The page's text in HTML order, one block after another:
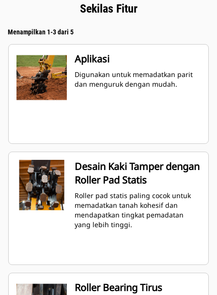
Sekilas Fitur
Menampilkan 1-3 dari 5
Aplikasi
Digunakan untuk memadatkan parit
dan menguruk dengan mudah.
Desain Kaki Tamper dengan
Roller Pad Statis
Roller pad statis paling cocok untuk
memadatkan tanah kohesif dan
mendapatkan tingkat pemadatan
yang lebih tinggi.
Roller Bearing Tirus